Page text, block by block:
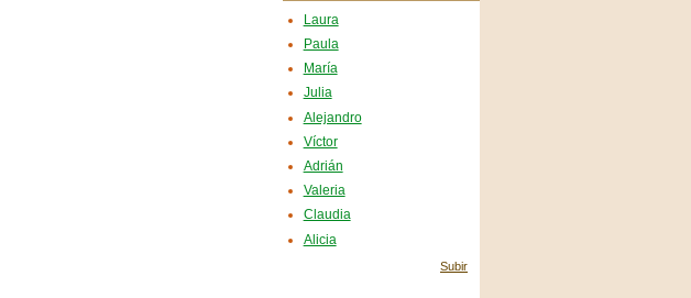
Laura
Paula
María
Julia
Alejandro
Víctor
Adrián
Valeria
Claudia
Alicia
Subir